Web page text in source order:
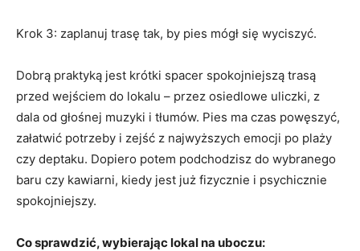
Krok 3: zaplanuj trasę tak, by pies mógł się wyciszyć.
Dobrą praktyką jest krótki spacer spokojniejszą trasą
przed wejściem do lokalu – przez osiedlowe uliczki, z
dala od głośnej muzyki i tłumów. Pies ma czas powęszyć,
załatwić potrzeby i zejść z najwyższych emocji po plaży
czy deptaku. Dopiero potem podchodzisz do wybranego
baru czy kawiarni, kiedy jest już fizycznie i psychicznie
spokojniejszy.
Co sprawdzić, wybierając lokal na uboczu: